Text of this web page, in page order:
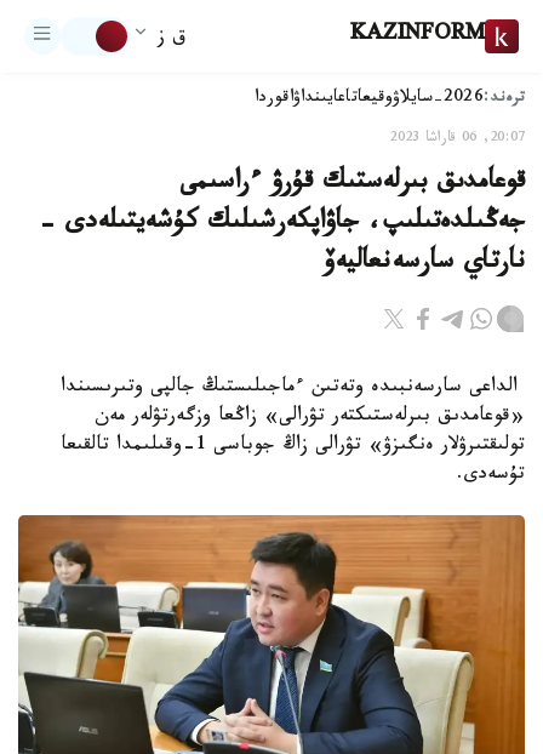
KAZINFORM ق ز
ترەند:2026-سايلاۋ وقيعاتاعايىنداۋاقوردا
20:07, 06 قاراشا 2023
قوعامدىق بىرلەستىك قۇرۋ ءراسىمى
جەڭىلدەتىلىپ، جاۋاپكەرشىلىك كۇشەيتىلەدى -
نارتاي سارسەنعاليەۆ
الداعى سارسەنبىدە وتەتىن ءماجىلىستىڭ جالپى وتىرىسىندا
«قوعامدىق بىرلەستىكتەر تۋرالى» زاڭعا وزگەرتۋلەر مەن
تولىقتىرۋلار ەنگىزۋ» تۋرالى زاڭ جوباسى 1-وقىلىمدا تالقىعا
تۇسەدى.